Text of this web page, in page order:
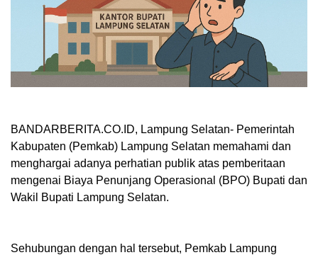
BANDARBERITA.CO.ID, Lampung Selatan- Pemerintah
Kabupaten (Pemkab) Lampung Selatan memahami dan
menghargai adanya perhatian publik atas pemberitaan
mengenai Biaya Penunjang Operasional (BPO) Bupati dan
Wakil Bupati Lampung Selatan.
Sehubungan dengan hal tersebut, Pemkab Lampung